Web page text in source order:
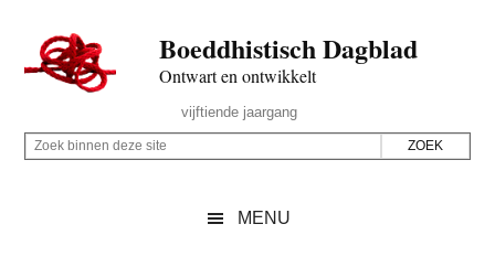
naar
de
inhoud
secondary
naar
de
sidebar
naar
de
Boeddhistisch Dagblad
Ontwart en ontwikkelt
Rechts
vijftiende jaargang
Z
Z
MENU